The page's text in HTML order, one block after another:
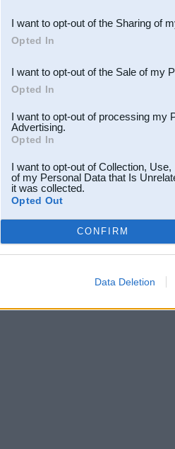
Downstream Participants
third parties.
I want to opt-out of the Sharing of
Opted In
I want to opt-out of the Sale of my
Opted In
I want to opt-out of processing my
Advertising.
Opted In
I want to opt-out of Collection,
of my Personal Data that Is
it was collected.
Opted Out
CONFIRM
Data Deletion